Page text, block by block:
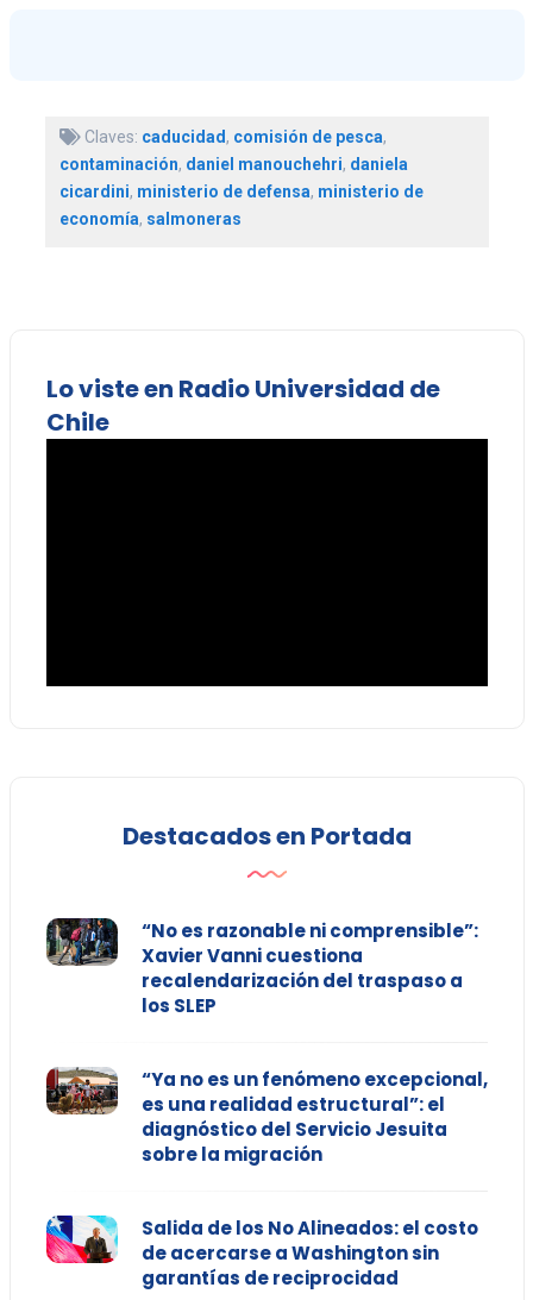
Claves: caducidad, comisión de pesca,
contaminación, daniel manouchehri, daniela
cicardini, ministerio de defensa, ministerio de
economía, salmoneras
Lo viste en Radio Universidad de
Chile
Destacados en Portada
“No es razonable ni comprensible”:
Xavier Vanni cuestiona
recalendarización del traspaso a
los SLEP
“Ya no es un fenómeno excepcional,
es una realidad estructural”: el
diagnóstico del Servicio Jesuita
sobre la migración
Salida de los No Alineados: el costo
de acercarse a Washington sin
garantías de reciprocidad